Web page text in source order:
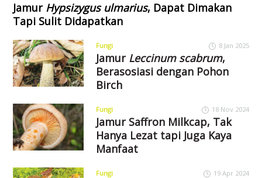
Jamur Hypsizygus ulmarius, Dapat Dimakan
Tapi Sulit Didapatkan
Fungi 8 Jan 2025
Jamur Leccinum scabrum,
Berasosiasi dengan Pohon
Birch
Fungi 18 Nov 2024
Jamur Saffron Milkcap, Tak
Hanya Lezat tapi Juga Kaya
Manfaat
Fungi 19 Apr 2024